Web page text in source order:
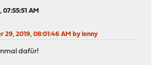
07:55:51 AM
29, 2019, 08:01:46 AM by lenny
dafür!